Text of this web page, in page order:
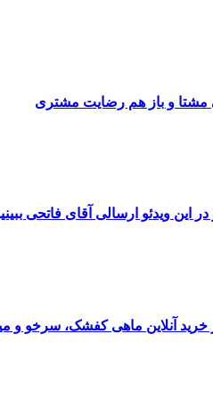
مشتا و باز هم رضایت مشتری
این ویدئو ارسالی آقای فاتحی
آنلاین ماهی کفشک، سرخو و